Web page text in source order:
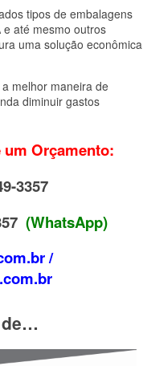
tipos de embalagens
e até mesmo outros
uma solução econômica
melhor maneira de
diminuir gastos
um Orçamento:
3357
(WhatsApp)
/
de…